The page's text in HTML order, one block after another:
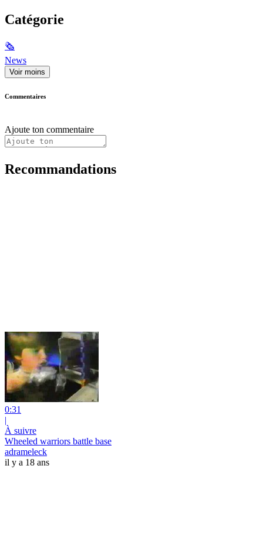
Catégorie
🗞
News
Voir moins
Commentaires
Ajoute ton commentaire
Recommandations
0:31
|
À suivre
Wheeled warriors battle base
adrameleck
il y a 18 ans